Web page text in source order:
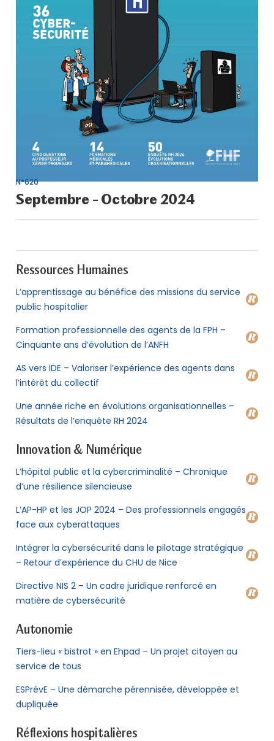
N°620
Septembre - Octobre 2024
Ressources Humaines
L’apprentissage au bénéfice des missions du service
public hospitalier
Formation professionnelle des agents de la FPH –
Cinquante ans d’évolution de l’ANFH
AS vers IDE – Valoriser l’expérience des agents dans
l’intérêt du collectif
Une année riche en évolutions organisationnelles –
Résultats de l’enquête RH 2024
Innovation & Numérique
L’hôpital public et la cybercriminalité – Chronique
d’une résilience silencieuse
L’AP-HP et les JOP 2024 – Des professionnels engagés
face aux cyberattaques
Intégrer la cybersécurité dans le pilotage stratégique
– Retour d’expérience du CHU de Nice
Directive NIS 2 – Un cadre juridique renforcé en
matière de cybersécurité
Autonomie
Tiers-lieu « bistrot » en Ehpad – Un projet citoyen au
service de tous
ESPrévE – Une démarche pérennisée, développée et
dupliquée
Réflexions hospitalières